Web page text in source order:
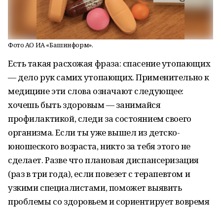
Фото АО ИА «Башинформ».
Есть такая расхожая фраза: спасение утопающих
— дело рук самих утопающих. Применительно к
медицине эти слова означают следующее:
хочешь быть здоровым — занимайся
профилактикой, следи за состоянием своего
организма. Если ты уже вышел из детско-
юношеского возраста, никто за тебя этого не
сделает. Разве что плановая диспансеризация
(раз в три года), если повезет с терапевтом и
узкими специалистами, поможет выявить
проблемы со здоровьем и сориентирует вовремя